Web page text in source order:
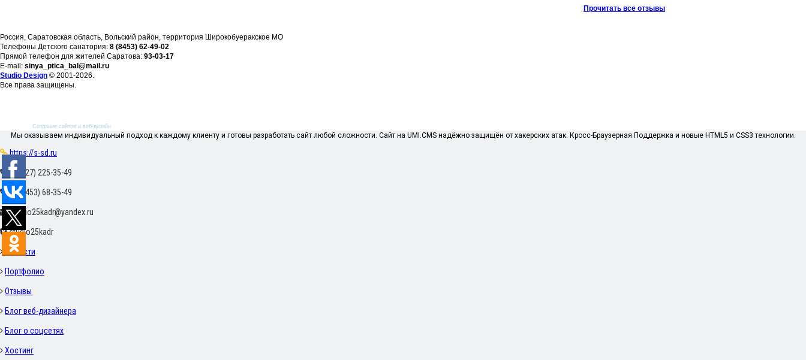
Прочитать все отзывы
Россия, Саратовская область, Вольский район, территория Широкобуеракское МО
Телефоны Детского санатория: 8 (8453) 62-49-02
Прямой телефон для жителей Саратова: 93-03-17
E-mail: sinya_ptica_bal@mail.ru
Studio Design © 2001-2026.
Все права защищены.
Создание сайтов и веб-дизайн
Мы оказываем индивидуальный подход к каждому клиенту и готовы разработать сайт любой сложности. Сайт на UMI.CMS надёжно защищён от хакерских атак. Кросс-Браузерная Поддержка и новые HTML5 и CSS3 технологии.
https://s-sd.ru
+7 (927) 225-35-49
+7 (8453) 68-35-49
studio25kadr@yandex.ru
studio25kadr
Новости
Портфолио
Отзывы
Блог веб-дизайнера
Блог о соцсетях
Хостинг